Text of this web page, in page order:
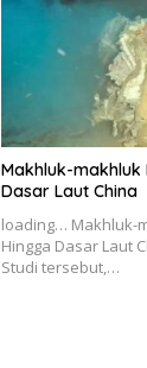
Makhluk-makhluk
Dasar Laut China
loading… Makhluk-
Hingga Dasar Laut
Studi tersebut,…